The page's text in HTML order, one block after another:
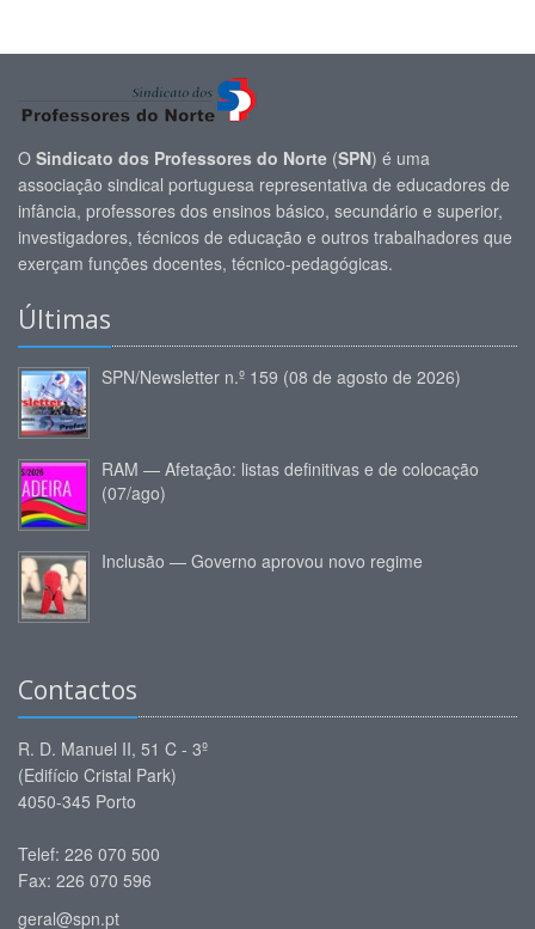
O Sindicato dos Professores do Norte (SPN) é uma
associação sindical portuguesa representativa de educadores de
infância, professores dos ensinos básico, secundário e superior,
investigadores, técnicos de educação e outros trabalhadores que
exerçam funções docentes, técnico-pedagógicas.
Últimas
SPN/Newsletter n.º 159 (08 de agosto de 2026)
RAM — Afetação: listas definitivas e de colocação
(07/ago)
Inclusão — Governo aprovou novo regime
Contactos
R. D. Manuel II, 51 C - 3º
(Edifício Cristal Park)
4050-345 Porto
Telef: 226 070 500
Fax: 226 070 596
geral@spn.pt